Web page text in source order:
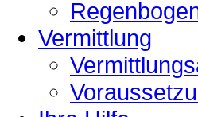
Vermittlung